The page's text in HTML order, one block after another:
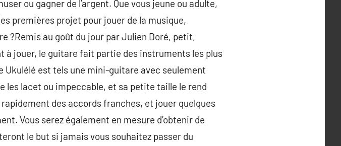
ou gagner de l’argent. Que vous jeune ou adulte,
premières projet pour jouer de la musique,
?Remis au goût du jour par Julien Doré, petit,
à jouer, le guitare fait partie des instruments les plus
Ukulélé est tels une mini-guitare avec seulement
les lacet ou impeccable, et sa petite taille le rend
des accords franches, et jouer quelques
Vous serez également en mesure d’obtenir de
le but si jamais vous souhaitez passer du